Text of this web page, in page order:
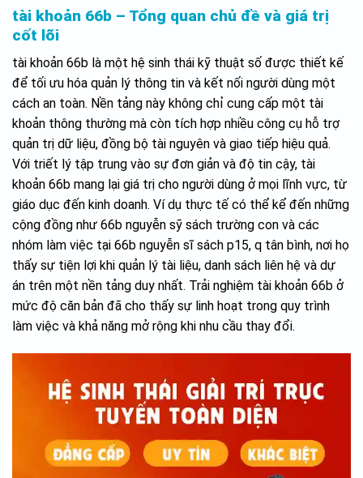
tài khoản 66b – Tổng quan chủ đề và giá trị
cốt lõi
tài khoản 66b là một hệ sinh thái kỹ thuật số được thiết kế
để tối ưu hóa quản lý thông tin và kết nối người dùng một
cách an toàn. Nền tảng này không chỉ cung cấp một tài
khoản thông thường mà còn tích hợp nhiều công cụ hỗ trợ
quản trị dữ liệu, đồng bộ tài nguyên và giao tiếp hiệu quả.
Với triết lý tập trung vào sự đơn giản và độ tin cậy, tài
khoản 66b mang lại giá trị cho người dùng ở mọi lĩnh vực, từ
giáo dục đến kinh doanh. Ví dụ thực tế có thể kể đến những
cộng đồng như 66b nguyễn sỹ sách trường con và các
nhóm làm việc tại 66b nguyễn sĩ sách p15, q tân bình, nơi họ
thấy sự tiện lợi khi quản lý tài liệu, danh sách liên hệ và dự
án trên một nền tảng duy nhất. Trải nghiệm tài khoản 66b ở
mức độ căn bản đã cho thấy sự linh hoạt trong quy trình
làm việc và khả năng mở rộng khi nhu cầu thay đổi.